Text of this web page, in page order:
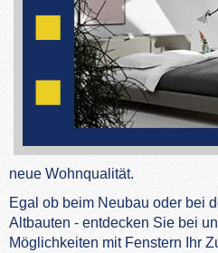
neue Wohnqualität.
Egal ob beim Neubau oder bei
Altbauten - entdecken Sie bei
Möglichkeiten mit Fenstern Ihr